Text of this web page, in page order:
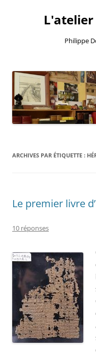
Philippe
ARCHIVES PAR ÉTIQUETTE :
Le premier livre
10 réponses